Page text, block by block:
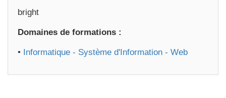
bright
Domaines de formations :
• Informatique - Système d'Information - Web